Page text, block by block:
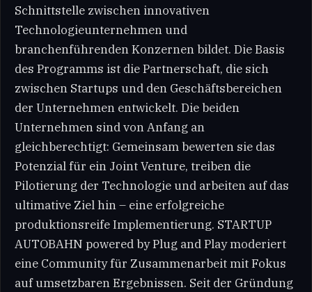
Schnittstelle zwischen innovativen
Technologieunternehmen und
branchenführenden Konzernen bildet. Die Basis
des Programms ist die Partnerschaft, die sich
zwischen Startups und den Geschäftsbereichen
der Unternehmen entwickelt. Die beiden
Unternehmen sind von Anfang an
gleichberechtigt: Gemeinsam bewerten sie das
Potenzial für ein Joint Venture, treiben die
Pilotierung der Technologie und arbeiten auf das
ultimative Ziel hin – eine erfolgreiche
produktionsreife Implementierung. STARTUP
AUTOBAHN powered by Plug and Play moderiert
eine Community für Zusammenarbeit mit Fokus
auf umsetzbaren Ergebnissen. Seit der Gründung